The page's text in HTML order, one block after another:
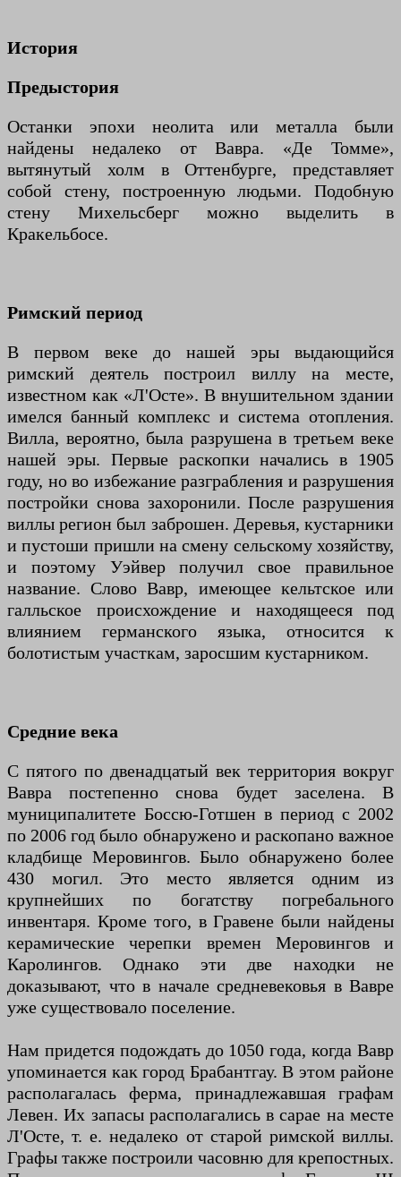
История
Предыстория
Останки эпохи неолита или металла были
найдены недалеко от Вавра. «Де Томме»,
вытянутый холм в Оттенбурге, представляет
собой стену, построенную людьми. Подобную
стену Михельсберг можно выделить в
Кракельбосе.
Римский период
В первом веке до нашей эры выдающийся
римский деятель построил виллу на месте,
известном как «Л'Осте». В внушительном здании
имелся банный комплекс и система отопления.
Вилла, вероятно, была разрушена в третьем веке
нашей эры. Первые раскопки начались в 1905
году, но во избежание разграбления и разрушения
постройки снова захоронили. После разрушения
виллы регион был заброшен. Деревья, кустарники
и пустоши пришли на смену сельскому хозяйству,
и поэтому Уэйвер получил свое правильное
название. Слово Вавр, имеющее кельтское или
галльское происхождение и находящееся под
влиянием германского языка, относится к
болотистым участкам, заросшим кустарником.
Средние века
С пятого по двенадцатый век территория вокруг
Вавра постепенно снова будет заселена. В
муниципалитете Боссю-Готшен в период с 2002
по 2006 год было обнаружено и раскопано важное
кладбище Меровингов. Было обнаружено более
430 могил. Это место является одним из
крупнейших по богатству погребального
инвентаря. Кроме того, в Гравене были найдены
керамические черепки времен Меровингов и
Каролингов. Однако эти две находки не
доказывают, что в начале средневековья в Вавре
уже существовало поселение.
Нам придется подождать до 1050 года, когда Вавр
упоминается как город Брабантгау. В этом районе
располагалась ферма, принадлежавшая графам
Левен. Их запасы располагались в сарае на месте
Л'Осте, т. е. недалеко от старой римской виллы.
Графы также построили часовню для крепостных.